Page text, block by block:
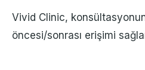
Vivid Clinic,
öncesi/sonrası erişimi